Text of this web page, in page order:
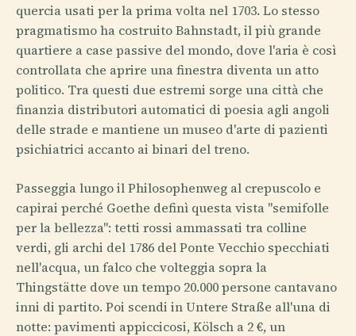
quercia usati per la prima volta nel 1703. Lo stesso
pragmatismo ha costruito Bahnstadt, il più grande
quartiere a case passive del mondo, dove l'aria è così
controllata che aprire una finestra diventa un atto
politico. Tra questi due estremi sorge una città che
finanzia distributori automatici di poesia agli angoli
delle strade e mantiene un museo d'arte di pazienti
psichiatrici accanto ai binari del treno.
Passeggia lungo il Philosophenweg al crepuscolo e
capirai perché Goethe definì questa vista "semifolle
per la bellezza": tetti rossi ammassati tra colline
verdi, gli archi del 1786 del Ponte Vecchio specchiati
nell'acqua, un falco che volteggia sopra la
Thingstätte dove un tempo 20.000 persone cantavano
inni di partito. Poi scendi in Untere Straße all'una di
notte: pavimenti appiccicosi, Kölsch a 2 €, un